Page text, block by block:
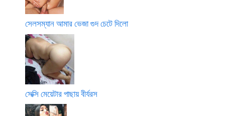
সেলসম্যান আমার ভেজা গুদ চেটে দিলো
সেক্সি মেয়েটার পাছায় বীর্যরস